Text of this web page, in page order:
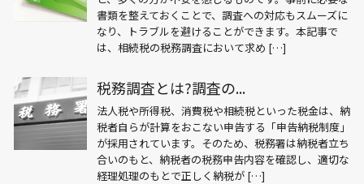
書類を整えておくことで、調査への対応もスムーズに
なり、トラブルを避けることができます。本記事で
は、相続税の税務調査において求め […]
税務調査とは?調査の...
法人税や所得税、消費税や相続税といった税金は、納
税者自らが計算をおこない申告する「申告納税制度」
が採用されています。そのため、税務署は納税者立ち
合いのもと、納税者の税務申告内容を確認し、適切な
経理処理のもとで正しく納税が […]